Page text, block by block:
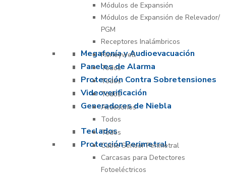
Módulos de Expansión
Módulos de Expansión de Relevador/
PGM
Receptores Inalámbricos
Megafonía y Audioevacuación
Honeywell
Paneles de Alarma
Todos
Protección Contra Sobretensiones
Todos
Videoverificación
Todos
Generadores de Niebla
Accesorios
Todos
Teclados
Todos
Protección Perimetral
Cable Sensor Perimetral
Carcasas para Detectores
Fotoeléctricos